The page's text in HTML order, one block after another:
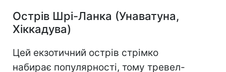
Острів Шрі-Ланка (Унаватуна,
Хіккадува)
Цей екзотичний острів стрімко
набирає популярності, тому тревел-